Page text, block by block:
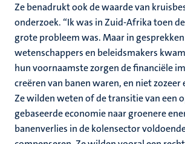
Ze benadrukt ook de waarde van
onderzoek. “Ik was in Zuid-Afrika toen
grote probleem was. Maar in
wetenschappers en beleidsmakers
hun voornaamste zorgen de financiële
creëren van banen waren, en niet zozeer
Ze wilden weten of de transitie van een
gebaseerde economie naar groenere
banenverlies in de kolensector